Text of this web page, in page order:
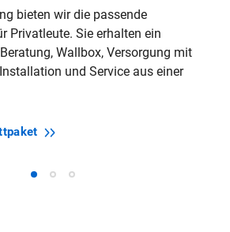
bieten wir die passende
Privatleute. Sie erhalten ein
Wallbox, Versorgung mit
und Service aus einer